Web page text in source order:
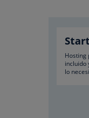
Hosting
incluido
lo